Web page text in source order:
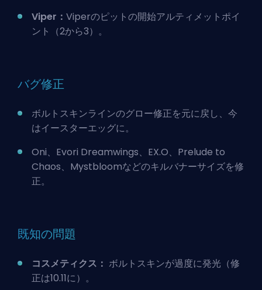
Viper： Viperのピットの開始アルティメットポイ
ント（2から3）。
バグ修正
ボルトスキンラインのグロー修正を元に戻し、今
はイースターエッグに。
Oni、Evori Dreamwings、EX.O、Prelude to
Chaos、Mystbloomなどのキルバナーサイズを修
正。
既知の問題
コスメティクス： ボルトスキンが過度に発光（修
正は10.11に）。